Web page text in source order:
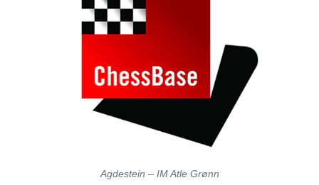
Agdestein – IM Atle Grønn